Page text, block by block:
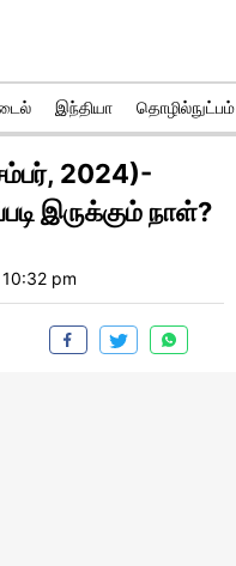
இந்தியா தொழில்நுட்பம்
2024)-
இருக்கும் நாள்?
pm